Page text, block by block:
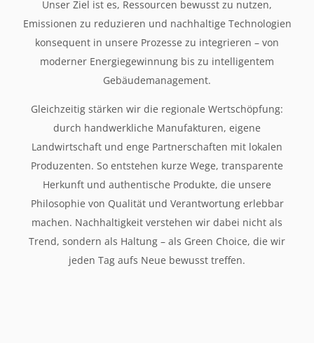
Unser Ziel ist es, Ressourcen bewusst zu nutzen,
Emissionen zu reduzieren und nachhaltige Technologien
konsequent in unsere Prozesse zu integrieren – von
moderner Energiegewinnung bis zu intelligentem
Gebäudemanagement.
Gleichzeitig stärken wir die regionale Wertschöpfung:
durch handwerkliche Manufakturen, eigene
Landwirtschaft und enge Partnerschaften mit lokalen
Produzenten. So entstehen kurze Wege, transparente
Herkunft und authentische Produkte, die unsere
Philosophie von Qualität und Verantwortung erlebbar
machen. Nachhaltigkeit verstehen wir dabei nicht als
Trend, sondern als Haltung – als Green Choice, die wir
jeden Tag aufs Neue bewusst treffen.